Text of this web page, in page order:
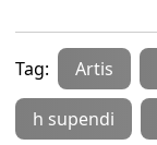
Tag: Artis
h supendi